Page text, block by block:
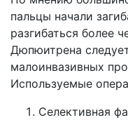
пальцы начали
разгибаться более
Дюпюитрена
малоинвазивных
Используемые
Селективная